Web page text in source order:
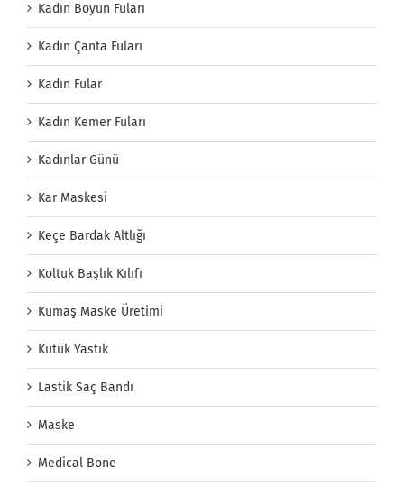
Kadın Boyun Fuları
Kadın Çanta Fuları
Kadın Fular
Kadın Kemer Fuları
Kadınlar Günü
Kar Maskesi
Keçe Bardak Altlığı
Koltuk Başlık Kılıfı
Kumaş Maske Üretimi
Kütük Yastık
Lastik Saç Bandı
Maske
Medical Bone